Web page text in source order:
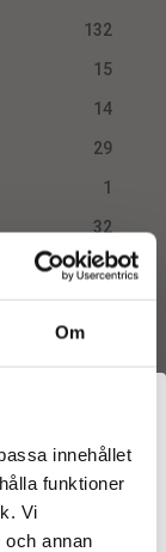
Om
innehållet
funktioner
Vi
annan
132
15
14
29
1
32
ditt val